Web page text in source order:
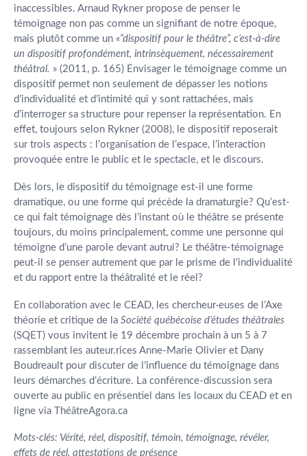
inaccessibles. Arnaud Rykner propose de penser le
témoignage non pas comme un signifiant de notre époque,
mais plutôt comme un «“dispositif pour le théâtre”, c’est-à-dire
un dispositif profondément, intrinsèquement, nécessairement
théâtral. » (2011, p. 165) Envisager le témoignage comme un
dispositif permet non seulement de dépasser les notions
d’individualité et d’intimité qui y sont rattachées, mais
d’interroger sa structure pour repenser la représentation. En
effet, toujours selon Rykner (2008), le dispositif reposerait
sur trois aspects : l’organisation de l’espace, l’interaction
provoquée entre le public et le spectacle, et le discours.
Dès lors, le dispositif du témoignage est-il une forme
dramatique, ou une forme qui précède la dramaturgie? Qu’est-
ce qui fait témoignage dès l’instant où le théâtre se présente
toujours, du moins principalement, comme une personne qui
témoigne d’une parole devant autrui? Le théâtre-témoignage
peut-il se penser autrement que par le prisme de l’individualité
et du rapport entre la théâtralité et le réel?
En collaboration avec le CEAD, les chercheur·euses de l’Axe
théorie et critique de la Société québécoise d’études théâtrales
(SQET) vous invitent le 19 décembre prochain à un 5 à 7
rassemblant les auteur.rices Anne-Marie Olivier et Dany
Boudreault pour discuter de l’influence du témoignage dans
leurs démarches d’écriture. La conférence-discussion sera
ouverte au public en présentiel dans les locaux du CEAD et en
ligne via ThéâtreAgora.ca
Mots-clés: Vérité, réel, dispositif, témoin, témoignage, révéler,
effets de réel, attestations de présence